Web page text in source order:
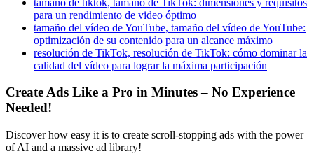
para un rendimiento de video óptimo
tamaño del vídeo de YouTube, tamaño del vídeo de YouTube:
optimización de su contenido para un alcance máximo
resolución de TikTok, resolución de TikTok: cómo dominar la
calidad del vídeo para lograr la máxima participación
Create Ads Like a Pro in Minutes – No Experience
Needed!
Discover how easy it is to create scroll-stopping ads with the power
of AI and a massive ad library!